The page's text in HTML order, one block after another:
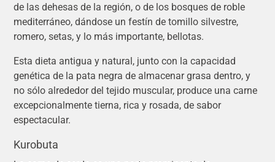
de las dehesas de la región, o de los bosques de roble
mediterráneo, dándose un festín de tomillo silvestre,
romero, setas, y lo más importante, bellotas.
Esta dieta antigua y natural, junto con la capacidad
genética de la pata negra de almacenar grasa dentro, y
no sólo alrededor del tejido muscular, produce una carne
excepcionalmente tierna, rica y rosada, de sabor
espectacular.
Kurobuta